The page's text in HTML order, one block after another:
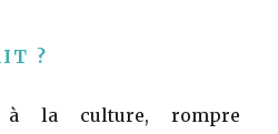
?
à la culture, rompre